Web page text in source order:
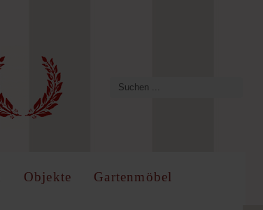
Objekte Gartenmöbel